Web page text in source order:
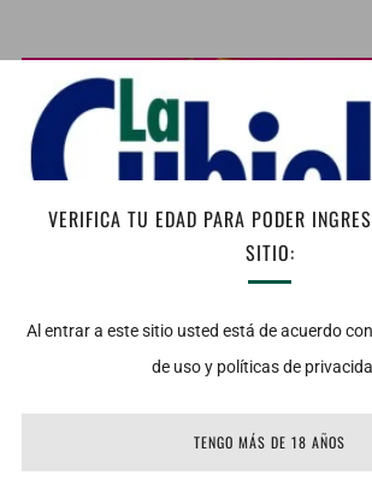
VERIFICA TU EDAD PARA PODER
SITIO:
Al entrar a este sitio usted está de acuerdo
de uso y políticas de
TENGO MÁS DE 18 AÑOS
6 SEPT 2021
MIXOLOGÍA A LA MEXICANA -